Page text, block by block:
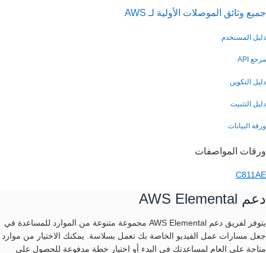
جميع وثائق الموصلات الأولية لـ AWS
دليل المستخدم
مرجع API
دليل التكوين
دليل التثبيت
ورقة البيانات
ورقات المواصفات
C811AE
دعم AWS Elemental
يتوفر لفريق دعم AWS Elemental مجموعة متنوعة من الموارد للمساعدة في
جعل مسارات عمل الفيديو الخاصة بك تعمل بسلاسة. يمكنك الاختيار من موارد
متاحة على العام لمساعدتك في البدء أو اختيار خطة مدفوعة للحصول على